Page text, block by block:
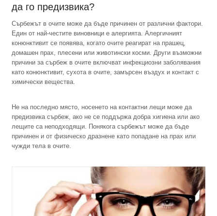
да го предизвика?
Сърбежът в очите може да бъде причинен от различни фактори.
Един от най-честите виновници е алергията. Алергичният
конюнктивит се появява, когато очите реагират на прашец,
домашен прах, плесени или животински косми. Други възможни
причини за сърбеж в очите включват инфекциозни заболявания
като конюнктивит, сухота в очите, замърсен въздух и контакт с
химически вещества.
Не на последно място, носенето на контактни лещи може да
предизвика сърбеж, ако не се поддържа добра хигиена или ако
лещите са неподходящи. Понякога сърбежът може да бъде
причинен и от физическо дразнене като попадане на прах или
чужди тела в очите.